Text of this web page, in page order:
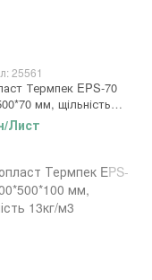
25561
Термпек EPS-70
мм, щільність
Лист